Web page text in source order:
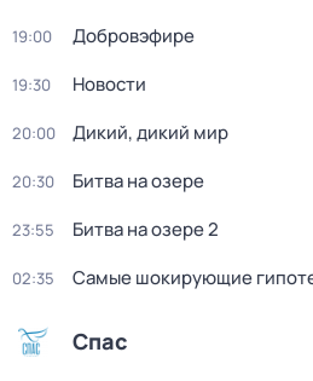
19:00 Добровэфире
19:30 Новости
20:00 Дикий, дикий мир
20:30 Битва на озере
23:55 Битва на озере 2
02:35 Самые шoкиpующие
Спас